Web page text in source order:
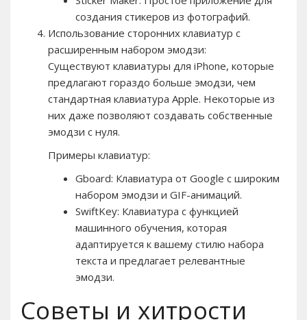
создания стикеров из фотографий.
Использование сторонних клавиатур с
расширенным набором эмодзи:
Существуют клавиатуры для iPhone, которые
предлагают гораздо больше эмодзи, чем
стандартная клавиатура Apple. Некоторые из
них даже позволяют создавать собственные
эмодзи с нуля.
Примеры клавиатур:
Gboard: Клавиатура от Google с широким
набором эмодзи и GIF-анимаций.
SwiftKey: Клавиатура с функцией
машинного обучения, которая
адаптируется к вашему стилю набора
текста и предлагает релевантные
эмодзи.
Советы и хитрости